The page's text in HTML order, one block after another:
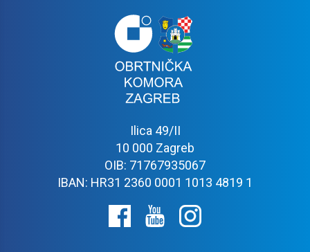
Ilica 49/II
10 000 Zagreb
OIB: 71767935067
IBAN: HR31 2360 0001 1013 4819 1